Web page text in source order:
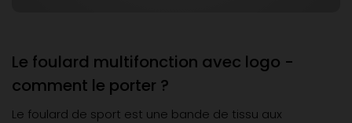
Le foulard multifonction avec logo -
comment le porter ?
Le foulard de sport est une bande de tissu aux